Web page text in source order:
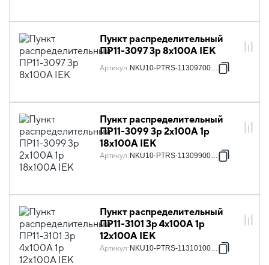
Пункт распределительный
ПР11-3097 3p 8х100А IEK
Артикул: NKU10-PTRS-11309700-01
Пункт распределительный
ПР11-3099 3p 2х100А 1p
18х100А IEK
Артикул: NKU10-PTRS-11309900-01
Пункт распределительный
ПР11-3101 3p 4х100А 1p
12х100А IEK
Артикул: NKU10-PTRS-11310100-01